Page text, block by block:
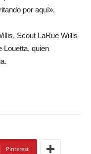
por aquí».
Scout LaRue Willis
Louetta, quien
Pinterest